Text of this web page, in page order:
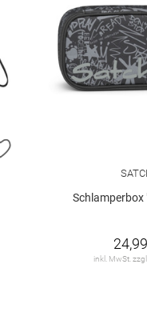
ZUR WUNSCHLISTE
Schlamperbox
inkl. MwSt.